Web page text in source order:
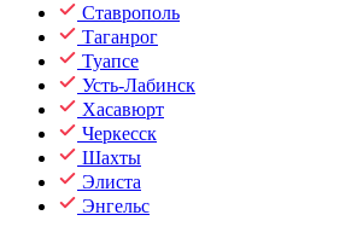
Ставрополь
Таганрог
Туапсе
Усть-Лабинск
Хасавюрт
Черкесск
Шахты
Элиста
Энгельс